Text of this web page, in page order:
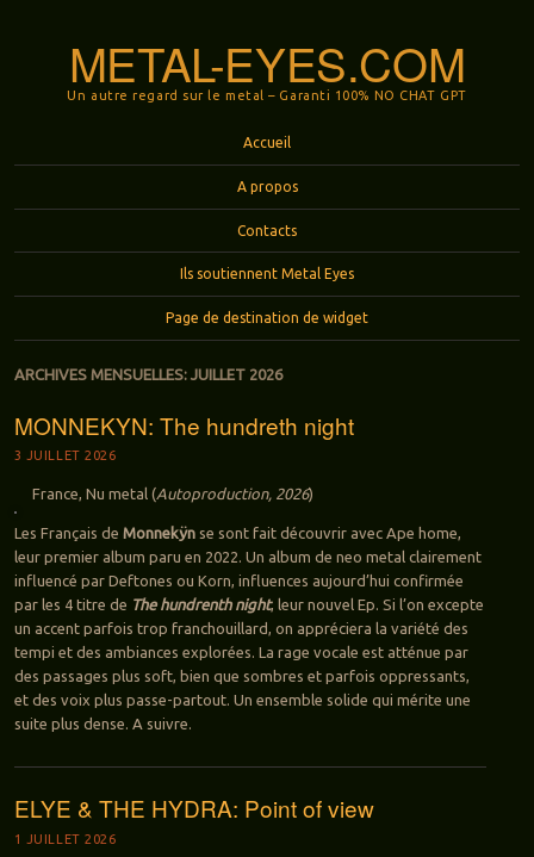
METAL-EYES.COM
Un autre regard sur le metal – Garanti 100% NO CHAT GPT
Accueil
A propos
Contacts
Ils soutiennent Metal Eyes
Page de destination de widget
ARCHIVES MENSUELLES: JUILLET 2026
MONNEKYN: The hundreth night
3 JUILLET 2026
France, Nu metal (Autoproduction, 2026)
Les Français de Monnekÿn se sont fait découvrir avec Ape home,
leur premier album paru en 2022. Un album de neo metal clairement
influencé par Deftones ou Korn, influences aujourd’hui confirmée
par les 4 titre de The hundrenth night, leur nouvel Ep. Si l’on excepte
un accent parfois trop franchouillard, on appréciera la variété des
tempi et des ambiances explorées. La rage vocale est atténue par
des passages plus soft, bien que sombres et parfois oppressants,
et des voix plus passe-partout. Un ensemble solide qui mérite une
suite plus dense. A suivre.
ELYE & THE HYDRA: Point of view
1 JUILLET 2026